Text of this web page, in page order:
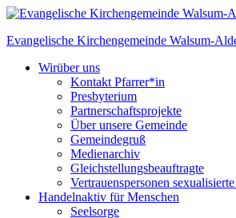
Skip
content
Evangelische Kirchengemeinde Walsum-
Wirüber uns
Kontakt Pfarrer*in
Presbyterium
Partnerschaftsprojekte
Über unsere Gemeinde
Gemeindegruß
Medienarchiv
Gleichstellungs­beauftragte
Vertrauenspersonen
Handelnaktiv für Menschen
Seelsorge